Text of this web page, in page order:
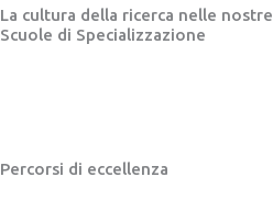
La cultura della ricerca nelle nostre
Scuole di Specializzazione
Percorsi di eccellenza